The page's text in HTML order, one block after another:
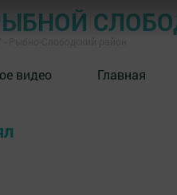
видео Главная